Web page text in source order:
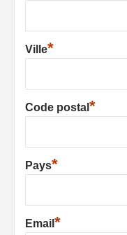
Ville*
Code postal *
Pays*
Email *